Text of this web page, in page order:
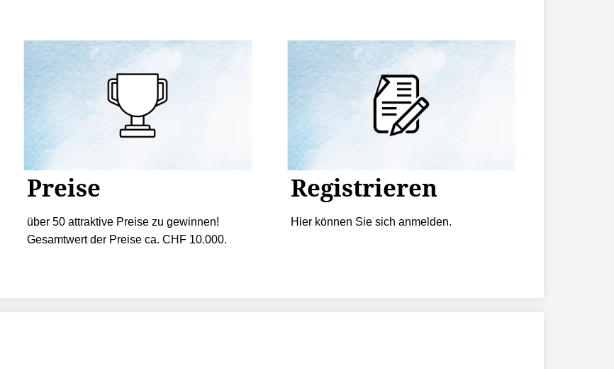
Preise
über 50 attraktive Preise zu gewinnen!
Gesamtwert der Preise ca. CHF 10.000.
Registrieren
Hier können Sie sich anmelden.